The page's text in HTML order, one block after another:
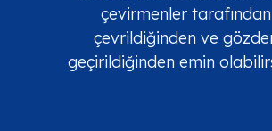
çevirmenler tarafından
çevrildiğinden ve
geçirildiğinden emin